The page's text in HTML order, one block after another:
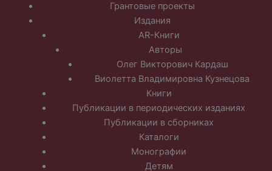
Грантовые проекты
Издания
AR-Книги
Авторы
Олег Викторович Кардаш
Виолетта Владимировна Кузнецова
Книги
Публикации в периодических изданиях
Публикации в сборниках
Каталоги
Монографии
Детям